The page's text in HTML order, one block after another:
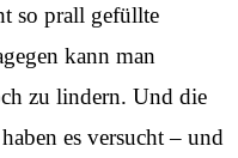
so prall gefüllte
kann man
zu lindern. Und die
es versucht – und